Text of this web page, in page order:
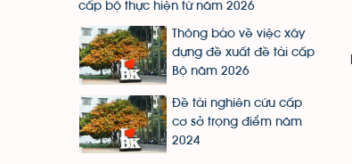
cấp bộ thực hiện từ năm 2026
Thông báo về việc xây
dựng đề xuất đề tài cấp
Bộ năm 2026
Đề tài nghiên cứu cấp
cơ sở trọng điểm năm
2024